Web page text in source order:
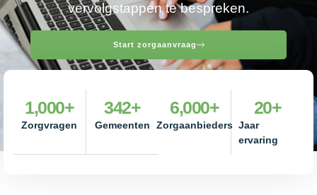
vervolgstappen te bespreken.
Start zorgaanvraag
Zorgvragen
1,000+
Gemeenten
342+
Zorgaanbieders
6,000+
Jaar
ervaring
20+